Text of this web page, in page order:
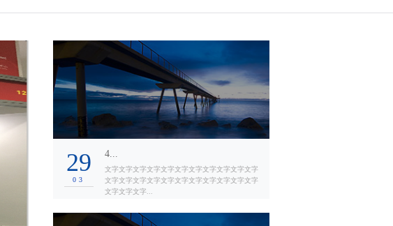
29
03
4...
文字文字文字文字文字文字文字文字文字文字文字
文字文字文字文字文字文字文字文字文字文字文字
文字文字文字...